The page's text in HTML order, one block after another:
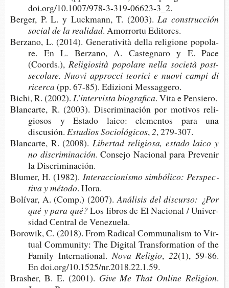
doi.org/10.1007/978-3-319-06623-3_2.
Ber­ger, P. L. y Luck­mann, T. (2003).La cons­truc­ción
social de la realidad. Amo­rror­tu Editores.
Ber­zano, L. (2014). Gene­ra­ti­vità della reli­gio­ne popo­la­
re. En L. Ber­zano, A. Cas­teg­na­ro y E. Pace
(Coords.),Reli­gio­sità popo­la­re nella società post-​
secolare. Nuovi approc­ci teo­ri­ci e nuovi campi di
ricerca (pp. 67-85). Edi­zio­ni Messaggero.
Bichi, R. (2002). L’inter­vis­ta biografica. Vita e Pensiero.
Blan­car­te, R. (2003). Dis­cri­mi­na­ción por moti­vos reli­
gio­sos y Esta­do laico: ele­men­tos para una
discusión.Estu­dios Sociológicos,2, 279-307.
Blan­car­te, R. (2008).Liber­tad reli­gio­sa, esta­do laico y
no discriminación. Con­se­jo Nacio­nal para Pre­ve­nir
la Discriminación.
Blu­mer, H. (1982). Inter­ac­cio­nis­mo sim­bó­li­co: Pers­pec­
ti­va y método. Hora.
Bolí­var, A. (Comp.) (2007).Aná­li­sis del dis­cur­so: ¿Por
qué y para qué?Los libros de El Nacio­nal / Uni­ver­
si­dad Cen­tral de Venezuela.
Boro­wik, C. (2018). From Radi­cal Com­mu­na­lism to Vir­
tual Com­mu­nity: The Digi­tal Trans­for­ma­tion of the
Family International.Nova Religio, 22(1), 59-86.
En doi.org/10.1525/nr.2018.22.1.59.
Bras­her, B. E. (2001). GiveMe That Onli­ne Religion.